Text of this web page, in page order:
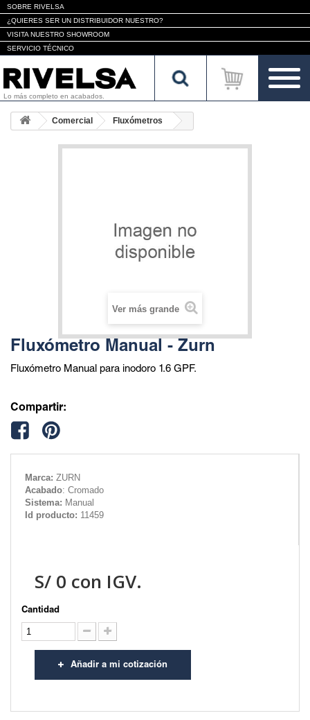
SOBRE RIVELSA
¿QUIERES SER UN DISTRIBUIDOR NUESTRO?
VISITA NUESTRO SHOWROOM
SERVICIO TÉCNICO
Lo más completo en acabados.
Comercial Fluxómetros
Ver más grande
Fluxómetro Manual - Zurn
Fluxómetro Manual para inodoro 1.6 GPF.
Compartir:
Marca: ZURN
Acabado: Cromado
Sistema: Manual
Id producto: 11459
S/ 0 con IGV.
Cantidad
Añadir a mi cotización